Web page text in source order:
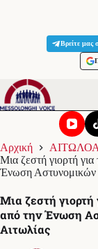
Βρείτε μας
Αρχική
Μια ζεστή γιορτή
Ένωση Αστυνομικών
Μια ζεστή
από την Ένωση
Αιτωλίας